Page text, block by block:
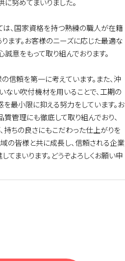
努めてまいりました。
は、国家資格を持つ熟練の職人が在籍
ます。お客様のニーズに応じた最適な
意をもって取り組んでおります。
信頼を第一に考えています。また、沖
い吹付機材を用いることで、工期の
最小限に抑える努力をしています。お
管理にも徹底して取り組んでおり、
ちの良さにもこだわった仕上がりを
の皆様と共に成長し、信頼される企業
てまいります。どうぞよろしくお願い申